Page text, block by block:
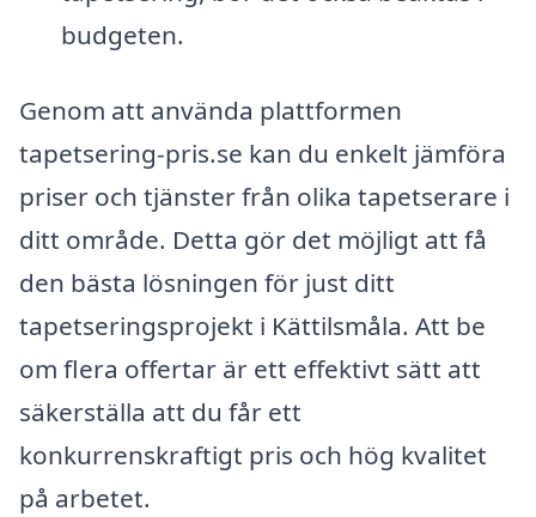
budgeten.
Genom att använda plattformen
tapetsering-pris.se kan du enkelt jämföra
priser och tjänster från olika tapetserare i
ditt område. Detta gör det möjligt att få
den bästa lösningen för just ditt
tapetseringsprojekt i Kättilsmåla. Att be
om flera offertar är ett effektivt sätt att
säkerställa att du får ett
konkurrenskraftigt pris och hög kvalitet
på arbetet.